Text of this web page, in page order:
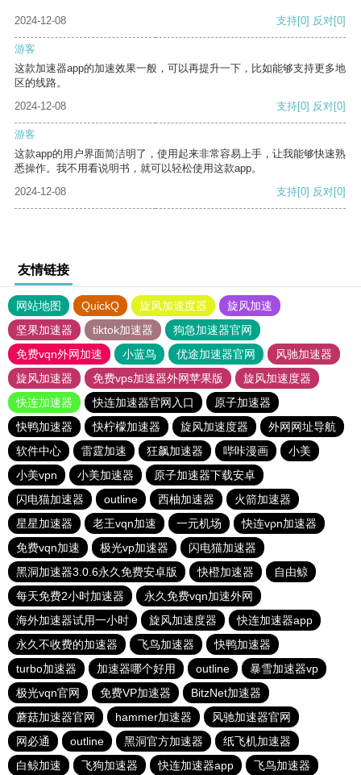
2024-12-08 支持[0] 反对[0]
游客
这款加速器app的加速效果一般，可以再提升一下，比如能够支持更多地
区的线路。
2024-12-08
支持[0] 反对[0]
游客
这款app的用户界面简洁明了，使用起来非常容易上手，让我能够快速熟
悉操作。我不用看说明书，就可以轻松使用这款app。
2024-12-08
支持[0] 反对[0]
友情链接
网站地图 QuickQ 旋风加速度器
旋风加速
坚果加速器
tiktok加速器
狗急加速器官网
免费vqn外网加速
小蓝鸟 优途加速器官网
风驰加速器
旋风加速器
免费vps加速器外网苹果版
旋风加速度器
快连加速器
快连加速器官网入口
原子加速器
快鸭加速器
快柠檬加速器 旋风加速度器
外网网址导航
软件中心
雷霆加速 狂飙加速器 哔咔漫画
小美
小美vpn
小美加速器
原子加速器下载安卓
闪电猫加速器
outline 西柚加速器
火箭加速器
星星加速器
老王vqn加速 一元机场
快连vρn加速器
免费vqn加速
极光vp加速器
闪电猫加速器
黑洞加速器3.0.6永久免费安卓版
快橙加速器
自由鲸
每天免费2小时加速器
永久免费vqn加速外网
海外加速器试用一小时
旋风加速度器
快连加速器app
永久不收费的加速器
飞鸟加速器
快鸭加速器
turbo加速器
加速器哪个好用 outline
暴雪加速器vp
极光vqn官网
免费VP加速器
BitzNet加速器
蘑菇加速器官网
hammer加速器
风驰加速器官网
网必通
outline 黑洞官方加速器
纸飞机加速器
白鲸加速
飞狗加速器 快连加速器app 飞鸟加速器